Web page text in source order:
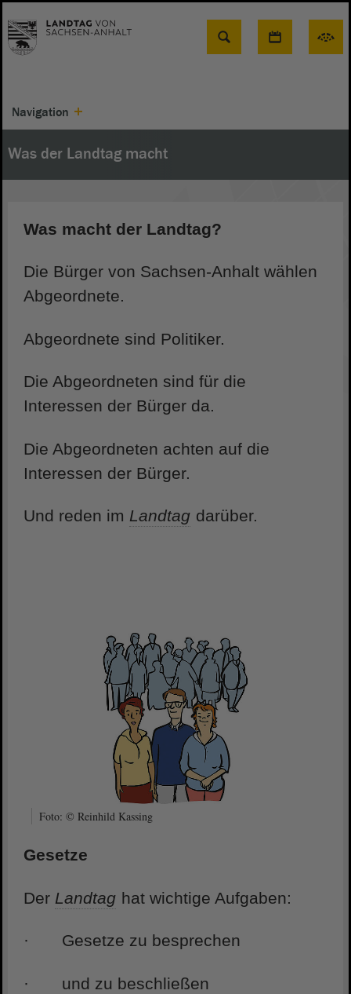
Suche
Navigation
Was der Landtag macht
Was macht der Landtag?
Die Bürger von Sachsen-Anhalt wählen
Abgeordnete.
Abgeordnete sind Politiker.
Die Abgeordneten sind für die
Interessen der Bürger da.
Die Abgeordneten achten auf die
Interessen der Bürger.
Und reden im Landtag darüber.
Foto: © Reinhild Kassing
Gesetze
Der Landtag hat wichtige Aufgaben:
· Gesetze zu besprechen
· und zu beschließen